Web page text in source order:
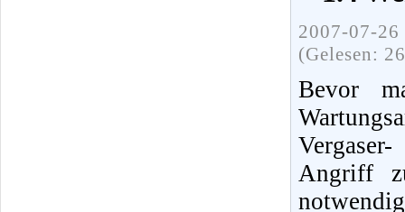
2007-07-
(Gelesen:
Bevor
Angriff